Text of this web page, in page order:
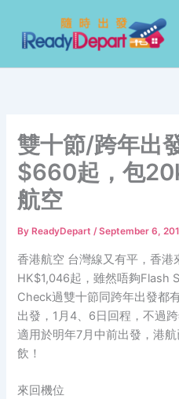
content
雙十節/跨年出
$660起，包
航空
By ReadyDepart/September 6,
香港航空 台灣線又有平，香
HK$1,046起，雖然唔夠Flash
Check過雙十節同跨年出發都
出發，1月4、6日回程，不過
適用於明年7月中前出發，港
飲！
來回機位